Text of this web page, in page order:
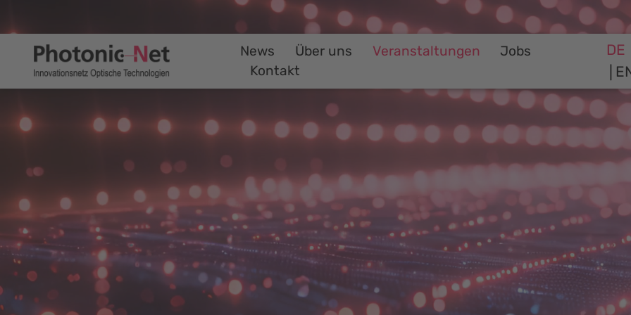
News Über uns Veranstaltungen
Jobs
Kontakt
DE